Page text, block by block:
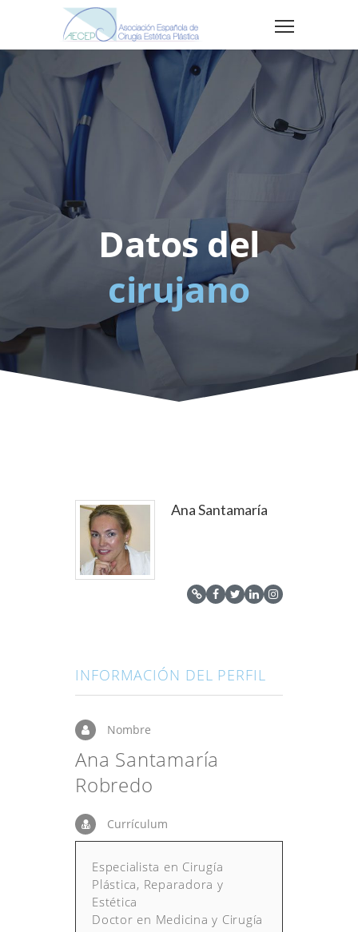
Datos del
cirujano
Ana Santamaría
INFORMACIÓN DEL PERFIL
Nombre
Ana Santamaría
Robredo
Currículum
Especialista en Cirugía
Plástica, Reparadora y
Estética
Doctor en Medicina y Cirugía